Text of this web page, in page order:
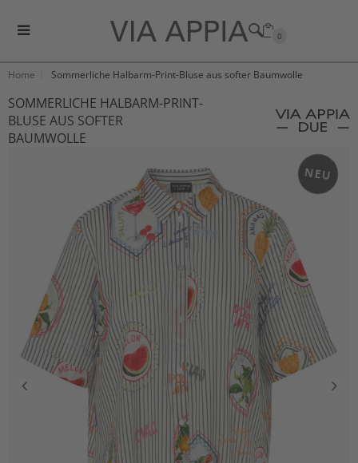
0
Home Sommerliche Halbarm-Print-Bluse aus softer Baumwolle
SOMMERLICHE HALBARM-PRINT-
BLUSE AUS SOFTER
BAUMWOLLE
NEU